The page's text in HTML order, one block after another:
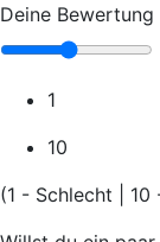
Deine Bewertung
1
10
(1 - Schlecht | 10